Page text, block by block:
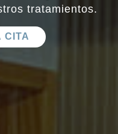
tratamientos.
CITA